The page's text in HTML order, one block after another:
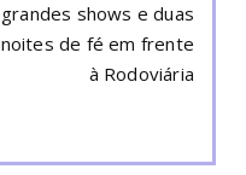
grandes shows e duas
noites de fé em frente
à Rodoviária